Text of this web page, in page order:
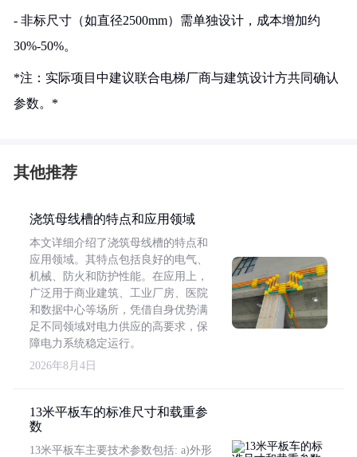
- 非标尺寸（如直径2500mm）需单独设计，成本增加约
30%-50%。
*注：实际项目中建议联合电梯厂商与建筑设计方共同确认
参数。*
其他推荐
浇筑母线槽的特点和应用领域
本文详细介绍了浇筑母线槽的特点和
应用领域。其特点包括良好的电气、
机械、防火和防护性能。在应用上，
广泛用于商业建筑、工业厂房、医院
和数据中心等场所，凭借自身优势满
足不同领域对电力供应的高要求，保
障电力系统稳定运行。
2026年8月4日
13米平板车的标准尺寸和载重参
数
13米平板车主要技术参数包括: a)外形